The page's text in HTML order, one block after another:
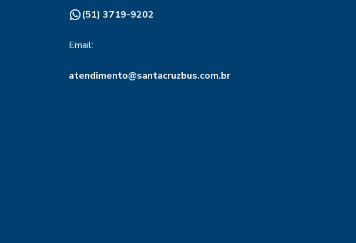
(51) 3719-9202
Email:
atendimento@santacruzbus.com.br